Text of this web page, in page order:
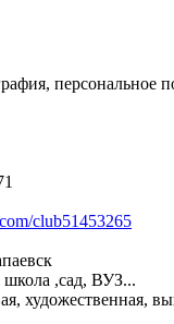
персональное
club51453265
,сад, ВУЗ...
художественная,